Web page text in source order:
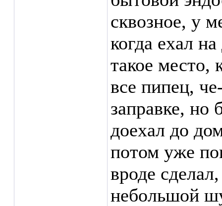
сквозное, у
когда ехал
такое место,
все пипец,
заправке,
доехал до
потом уже
вроде
небольшой